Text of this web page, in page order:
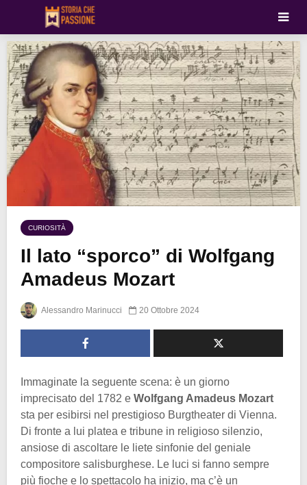
CURIOSITÀ
Il lato “sporco” di Wolfgang
Amadeus Mozart
Alessandro Marinucci 20 Ottobre 2024
Immaginate la seguente scena: è un giorno
imprecisato del 1782 e Wolfgang Amadeus Mozart
sta per esibirsi nel prestigioso Burgtheater di Vienna.
Di fronte a lui platea e tribune in religioso silenzio,
ansiose di ascoltare le liete sinfonie del geniale
compositore salisburghese. Le luci si fanno sempre
più fioche e lo spettacolo ha inizio, ma c’è un